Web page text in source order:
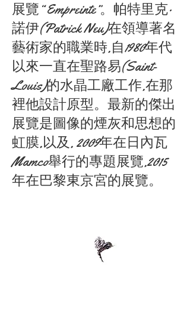
展覽“ Empreinte”。帕特里克·
諾伊(Patrick Neu)在領導著名
藝術家的職業時,自1980年代
以來一直在聖路易(Saint-
Louis)的水晶工廠工作,在那
裡他設計原型。最新的傑出
展覽是圖像的煙灰和思想的
虹膜,以及, 2009年在日內瓦
Mamco舉行的專題展覽,2015
年在巴黎東京宮的展覽。